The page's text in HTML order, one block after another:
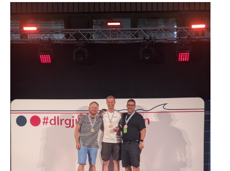
Fotobox
Amphibienschutz
Service
Nachgehört
Zeit fürs Oberland
Handwerker